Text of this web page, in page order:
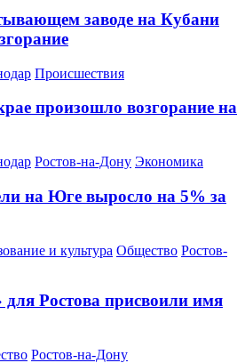
заводе на Кубани
Происшествия
произошло возгорание на
Ростов-на-Дону Экономика
на Юге выросло на 5% за
и культура Общество Ростов-
Ростова присвоили имя
Ростов-на-Дону